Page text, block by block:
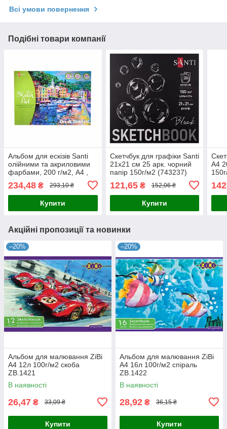
Всі умови повернення
Подібні товари компанії
Альбом для ескізів Santi
олійними та акриловими
фарбами, 200 г/м2, А4 ,
234,48 ₴ 293,10 ₴
Купити
Скетчбук для графіки Santi
21х21 см 25 арк. чорний
папір 150г/м2 (743237)
121,65₴ 152,06 ₴
Купити
А4
Акційні пропозиції та новинки
–20%
Альбом для малювання ZiBi
A4 12л 100г/м2 скоба
ZB.1421
В наявності
26,47 ₴ 33,09 ₴
Купити
–20%
Альбом для малювання ZiBi
A4 16л 100г/м2 спіраль
ZB.1422
В наявності
28,92 ₴ 36,15 ₴
Купити